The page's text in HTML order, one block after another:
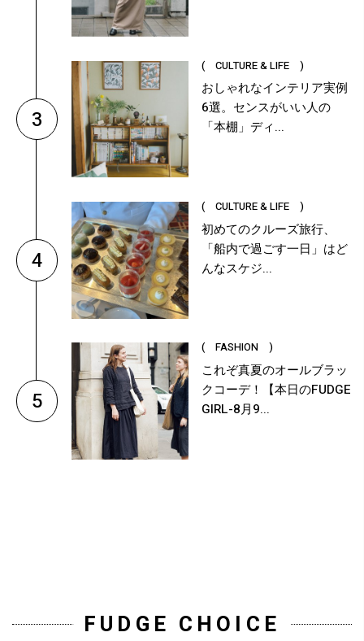
3
( CULTURE & LIFE )
おしゃれなインテリア実例
6選。センスがいい人の
「本棚」ディ...
4
( CULTURE & LIFE )
初めてのクルーズ旅行、
「船内で過ごす一日」はど
んなスケジ...
5
( FASHION )
これぞ真夏のオールブラッ
クコーデ！【本日のFUDGE
GIRL-8月9...
FUDGE CHOICE